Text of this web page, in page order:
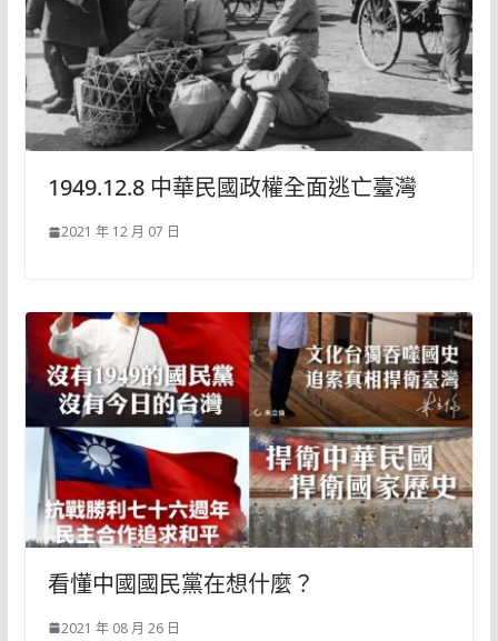
1949.12.8 中華民國政權全面逃亡臺灣
2021 年 12 月 07 日
看懂中國國民黨在想什麼？
2021 年 08 月 26 日